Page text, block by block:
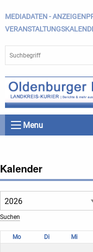
MEDIADATEN -
Menu
Kalender
Mo Di Mi